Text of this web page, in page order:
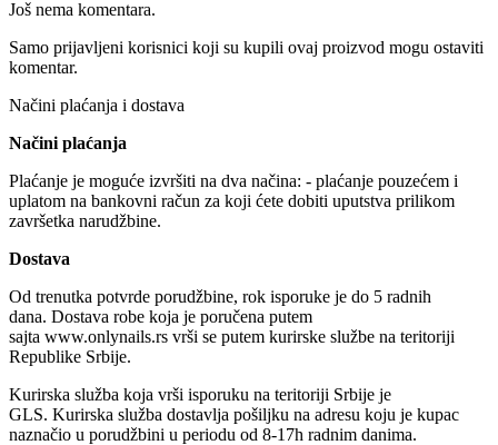
Još nema komentara.
Samo prijavljeni korisnici koji su kupili ovaj proizvod mogu ostaviti
komentar.
Načini plaćanja i dostava
Načini plaćanja
Plaćanje je moguće izvršiti na dva načina: - plaćanje pouzećem i
uplatom na bankovni račun za koji ćete dobiti uputstva prilikom
završetka narudžbine.
Dostava
Od trenutka potvrde porudžbine, rok isporuke je do 5 radnih
dana. Dostava robe koja je poručena putem
sajta www.onlynails.rs vrši se putem kurirske službe na teritoriji
Republike Srbije.
Kurirska služba koja vrši isporuku na teritoriji Srbije je
GLS. Kurirska služba dostavlja pošiljku na adresu koju je kupac
naznačio u porudžbini u periodu od 8-17h radnim danima.